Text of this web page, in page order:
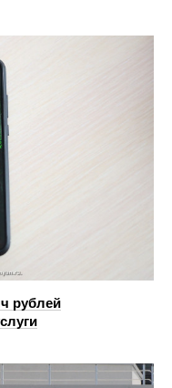
рублей